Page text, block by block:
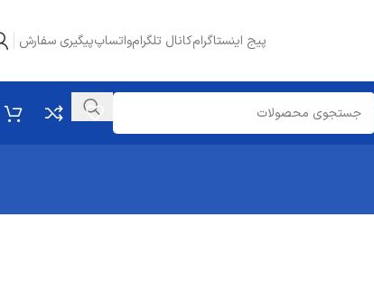
پیج اینستاگرامکانال تلگرامواتساپپیگیری سفارش